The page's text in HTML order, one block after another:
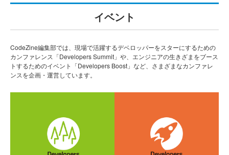
イベント
CodeZine編集部では、現場で活躍するデベロッパーをスターにするための
カンファレンス「Developers Summit」や、エンジニアの生きざまをブース
トするためのイベント「Developers Boost」など、さまざまなカンファレ
ンスを企画・運営しています。